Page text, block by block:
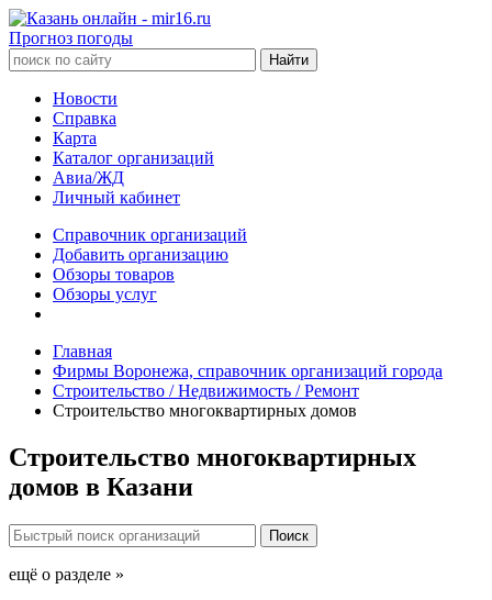
Прогноз погоды
Новости
Справка
Карта
Каталог организаций
Авиа/ЖД
Личный кабинет
Справочник организаций
Добавить организацию
Обзоры товаров
Обзоры услуг
Главная
Фирмы Воронежа, справочник организаций города
Строительство / Недвижимость / Ремонт
Строительство многоквартирных домов
Строительство многоквартирных
домов в Казани
ещё о разделе »